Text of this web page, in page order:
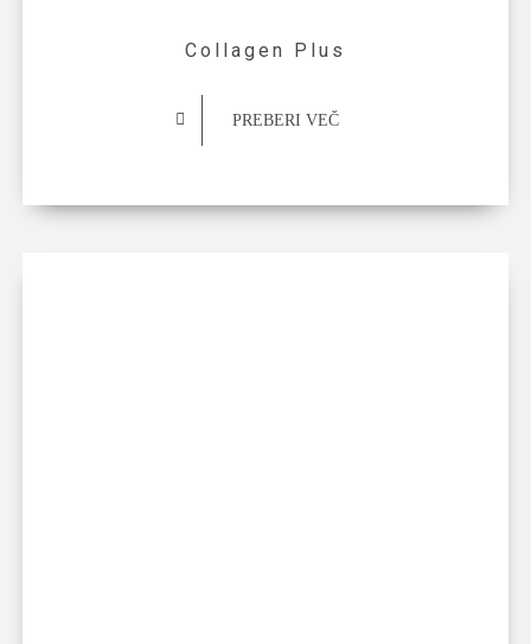
Collagen Plus
PREBERI VEČ